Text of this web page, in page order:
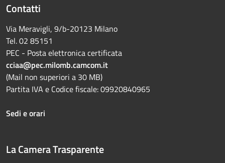
Contatti
Via Meravigli, 9/b-20123 Milano
Tel. 02 85151
PEC - Posta elettronica certificata
cciaa@pec.milomb.camcom.it
(Mail non superiori a 30 MB)
Partita IVA e Codice fiscale: 09920840965
Sedi e orari
La Camera Trasparente